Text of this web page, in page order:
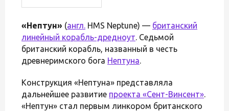
«Нептун» (англ. HMS Neptune) — британский
линейный корабль-дредноут. Седьмой
британский корабль, названный в честь
древнеримского бога Нептуна.
Конструкция «Нептуна» представляла
дальнейшее развитие проекта «Сент-Винсент».
«Нептун» стал первым линкором британского